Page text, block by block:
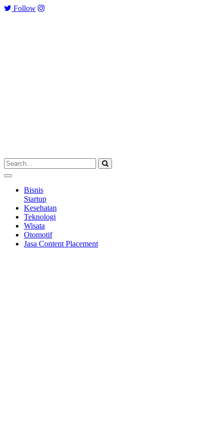
Follow
Bisnis
Startup
Kesehatan
Teknologi
Wisata
Otomotif
Jasa Content Placement